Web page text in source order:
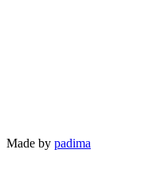
Made by padima